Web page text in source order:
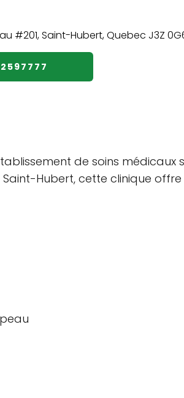
de soins
Hubert, cette clinique